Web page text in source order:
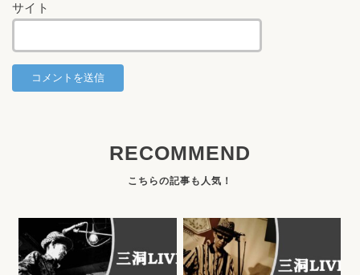
サイト
RECOMMEND